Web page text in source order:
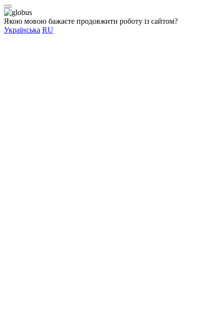
Якою мовою бажаєте продовжити роботу із сайтом?
Українська RU